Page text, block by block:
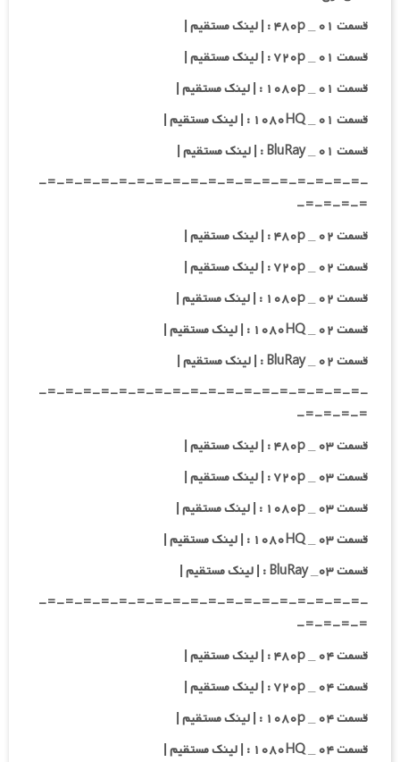
قسمت ۰۱ _ ۴۸۰p : | لینک مستقیم |
قسمت ۰۱ _ ۷۲۰p : | لینک مستقیم |
قسمت ۰۱ _ ۱۰۸۰p : | لینک مستقیم |
قسمت ۰۱ _ ۱۰۸۰HQ : | لینک مستقیم |
قسمت ۰۱ _ BluRay : | لینک مستقیم |
-=-=-=-=-=-=-=-=-=-=-=-=-=-=-=-=-=-=-
=-=-=-=-
قسمت ۰۲ _ ۴۸۰p : | لینک مستقیم |
قسمت ۰۲ _ ۷۲۰p : | لینک مستقیم |
قسمت ۰۲ _ ۱۰۸۰p : | لینک مستقیم |
قسمت ۰۲ _ ۱۰۸۰HQ : | لینک مستقیم |
قسمت ۰۲ _ BluRay : | لینک مستقیم |
-=-=-=-=-=-=-=-=-=-=-=-=-=-=-=-=-=-=-
=-=-=-=-
قسمت ۰۳ _ ۴۸۰p : | لینک مستقیم |
قسمت ۰۳ _ ۷۲۰p : | لینک مستقیم |
قسمت ۰۳ _ ۱۰۸۰p : | لینک مستقیم |
قسمت ۰۳ _ ۱۰۸۰HQ : | لینک مستقیم |
قسمت ۰۳_ BluRay : | لینک مستقیم |
-=-=-=-=-=-=-=-=-=-=-=-=-=-=-=-=-=-=-
=-=-=-=-
قسمت ۰۴ _ ۴۸۰p : | لینک مستقیم |
قسمت ۰۴ _ ۷۲۰p : | لینک مستقیم |
قسمت ۰۴ _ ۱۰۸۰p : | لینک مستقیم |
قسمت ۰۴ _ ۱۰۸۰HQ : | لینک مستقیم |